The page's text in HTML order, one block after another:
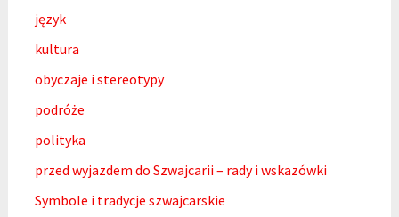
język
kultura
obyczaje i stereotypy
podróże
polityka
przed wyjazdem do Szwajcarii – rady i wskazówki
Symbole i tradycje szwajcarskie